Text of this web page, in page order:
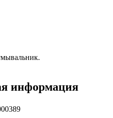
информация